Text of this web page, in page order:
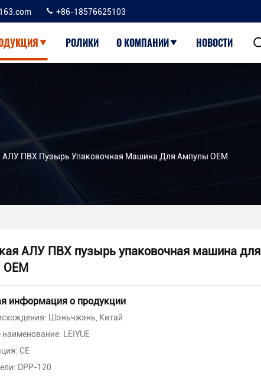
+86-18576625103
РОЛИКИ О КОМПАНИИ НОВОСТИ
АЛУ ПВХ Пузырь Упаковочная Машина Для Ампулы OEM
АЛУ ПВХ пузырь упаковочная машина для
информация о продукции
Шэньчжэнь, Китай
LEIYUE
CE
DPP-120